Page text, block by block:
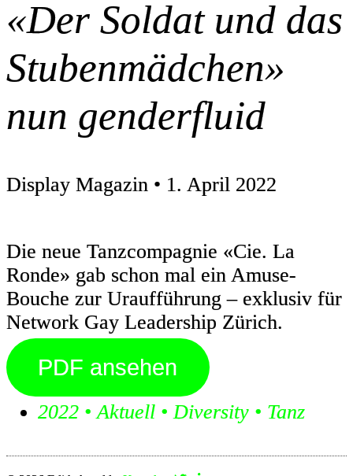
«Der Soldat und das
Stubenmädchen»
nun genderfluid
Display Magazin • 1. April 2022
Die neue Tanzcompagnie «Cie. La
Ronde» gab schon mal ein Amuse-
Bouche zur Uraufführung – exklusiv für
Network Gay Leadership Zürich.
PDF ansehen
2022 •Aktuell •Diversity • Tanz